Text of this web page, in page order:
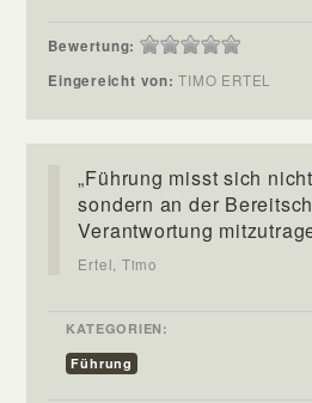
Bewertung:
Eingereicht von:TIMO ERTEL
„Führung misst sich
sondern an der
Verantwortung
Ertel, Timo
KATEGORIEN:
Führung